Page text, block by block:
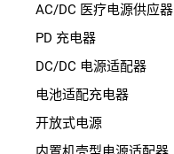
AC/DC 医疗电源供应器
PD 充电器
DC/DC 电源适配器
电池适配充电器
开放式电源